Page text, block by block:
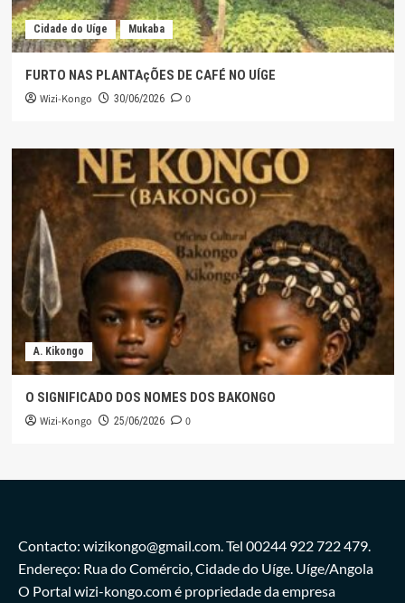
Cidade do Uíge Mukaba
FURTO NAS PLANTAçÕES DE CAFÉ NO UÍGE
Wizi-Kongo 30/06/2026 0
A. Kikongo
O SIGNIFICADO DOS NOMES DOS BAKONGO
Wizi-Kongo 25/06/2026 0
Contacto: wizikongo@gmail.com. Tel 00244 922 722 479.
Endereço: Rua do Comércio, Cidade do Uíge. Uíge/Angola
O Portal wizi-kongo.com é propriedade da empresa